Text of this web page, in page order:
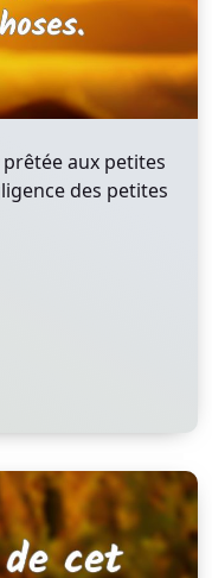
aux petites
des petites